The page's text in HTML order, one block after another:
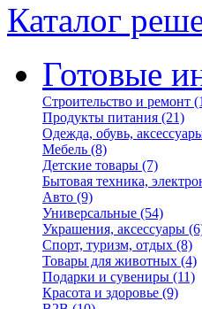
Каталог
Готовые
Строительство и ремонт
Продукты питания (21)
Одежда, обувь,
Мебель (8)
Детские товары (7)
Бытовая техника,
Авто (9)
Универсальные (54)
Украшения, аксессуары
Спорт, туризм, отдых (8)
Товары для животных (4)
Подарки и сувениры (11)
Красота и здоровье (9)